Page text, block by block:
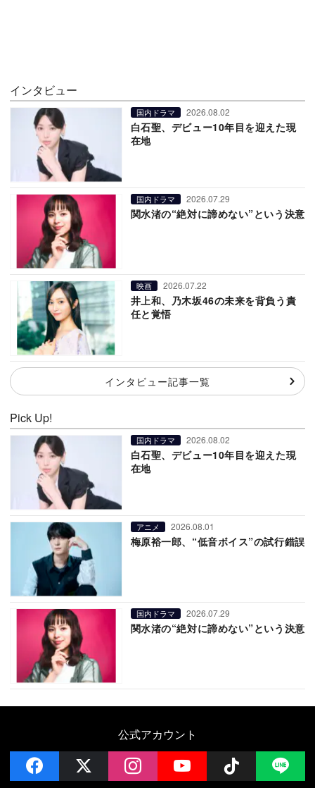
インタビュー
国内ドラマ 2026.08.02
白石聖、デビュー10年目を迎えた現
在地
国内ドラマ 2026.07.29
関水渚の“絶対に諦めない”という決意
映画 2026.07.22
井上和、乃木坂46の未来を背負う責
任と覚悟
インタビュー記事一覧
Pick Up!
国内ドラマ 2026.08.02
白石聖、デビュー10年目を迎えた現
在地
アニメ 2026.08.01
梅原裕一郎、“低音ボイス”の試行錯誤
国内ドラマ 2026.07.29
関水渚の“絶対に諦めない”という決意
公式アカウント
facebook instagramYouTube Follow